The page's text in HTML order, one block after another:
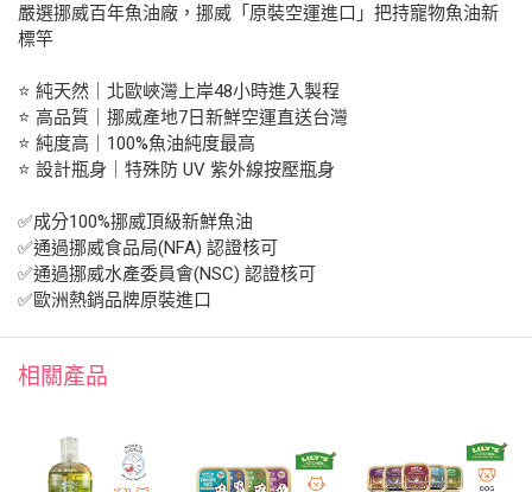
嚴選挪威百年魚油廠，挪威「原裝空運進口」把持寵物魚油新
標竿
⭐️ 純天然｜北歐峽灣上岸48小時進入製程
⭐️ 高品質｜挪威產地7日新鮮空運直送台灣
⭐️ 純度高｜100%魚油純度最高
⭐️ 設計瓶身｜特殊防 UV 紫外線按壓瓶身
✅成分100%挪威頂級新鮮魚油
✅通過挪威食品局(NFA) 認證核可
✅通過挪威水產委員會(NSC) 認證核可
✅歐洲熱銷品牌原裝進口
相關產品